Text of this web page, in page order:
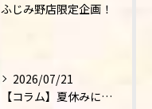
ふじみ野店限定企画！
2026/07/21
【コラム】夏休みに家族外食が増える理由